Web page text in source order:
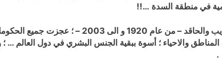
في منطقة السدة …!!
المناطق والاحياء ؛ أسوة ببقية الجنس البشري في دول العالم
.